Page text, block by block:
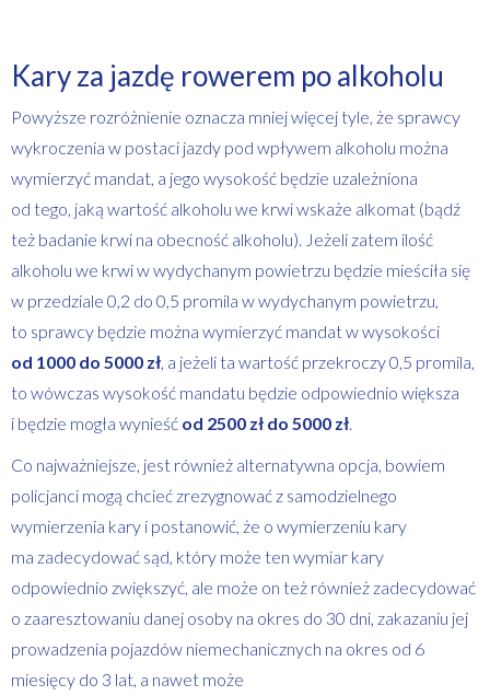
Kary za jazdę rowerem po alkoholu
Powyższe rozróżnienie oznacza mniej więcej tyle, że sprawcy
wykroczenia w postaci jazdy pod wpływem alkoholu można
wymierzyć mandat, a jego wysokość będzie uzależniona
od tego, jaką wartość alkoholu we krwi wskaże alkomat (bądź
też badanie krwi na obecność alkoholu). Jeżeli zatem ilość
alkoholu we krwi w wydychanym powietrzu będzie mieściła się
w przedziale 0,2 do 0,5 promila w wydychanym powietrzu,
to sprawcy będzie można wymierzyć mandat w wysokości
od 1000 do 5000 zł, a jeżeli ta wartość przekroczy 0,5 promila,
to wówczas wysokość mandatu będzie odpowiednio większa
i będzie mogła wynieść od 2500 zł do 5000 zł.
Co najważniejsze, jest również alternatywna opcja, bowiem
policjanci mogą chcieć zrezygnować z samodzielnego
wymierzenia kary i postanowić, że o wymierzeniu kary
ma zadecydować sąd, który może ten wymiar kary
odpowiednio zwiększyć, ale może on też również zadecydować
o zaaresztowaniu danej osoby na okres do 30 dni, zakazaniu jej
prowadzenia pojazdów niemechanicznych na okres od 6
miesięcy do 3 lat, a nawet może